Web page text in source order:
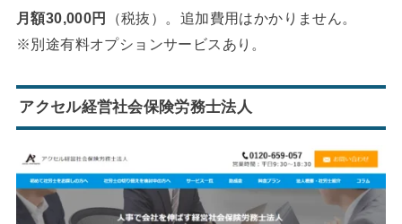
月額30,000円
（税抜）。追加費用はかかりません。
※別途有料オプションサービスあり。
アクセル経営社会保険労務士法人